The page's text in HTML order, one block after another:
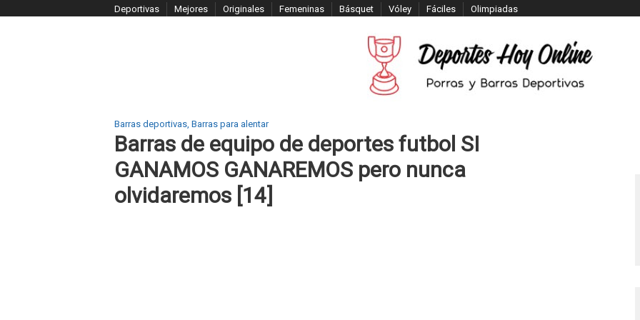
Deportivas Mejores Originales Femeninas Básquet Vóley Fáciles Olimpiadas
Barras deportivas, Barras para alentar
Barras de equipo de deportes futbol SI
GANAMOS GANAREMOS pero nunca
olvidaremos [14]